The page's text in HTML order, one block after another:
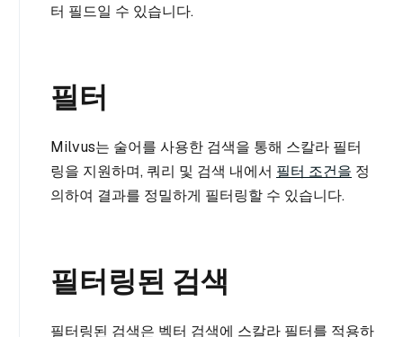
터 필드일 수 있습니다.
필터
Milvus는 술어를 사용한 검색을 통해 스칼라 필터
링을 지원하며, 쿼리 및 검색 내에서 필터 조건을 정
의하여 결과를 정밀하게 필터링할 수 있습니다.
필터링된 검색
필터링된 검색은 벡터 검색에 스칼라 필터를 적용하